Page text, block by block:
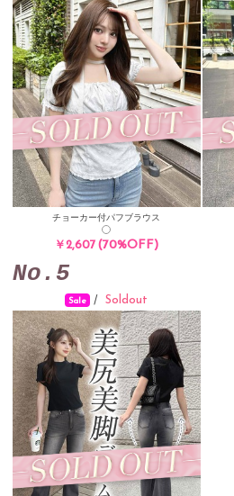
チョーカー付パフブラウス
￥2,607(70%OFF)
No.5
Sale /Soldout